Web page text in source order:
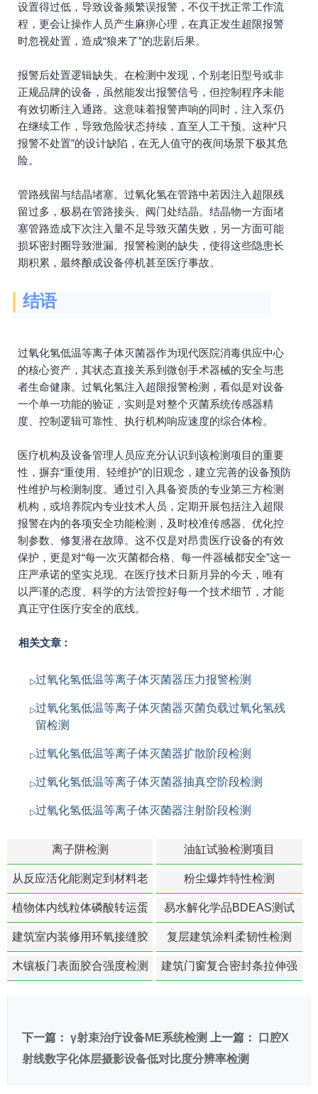
设置得过低，导致设备频繁误报警，不仅干扰正常工作流
程，更会让操作人员产生麻痹心理，在真正发生超限报警
时忽视处置，造成“狼来了”的悲剧后果。
报警后处置逻辑缺失。在检测中发现，个别老旧型号或非
正规品牌的设备，虽然能发出报警信号，但控制程序未能
有效切断注入通路。这意味着报警声响的同时，注入泵仍
在继续工作，导致危险状态持续，直至人工干预。这种“只
报警不处置”的设计缺陷，在无人值守的夜间场景下极其危
险。
管路残留与结晶堵塞。过氧化氢在管路中若因注入超限残
留过多，极易在管路接头、阀门处结晶。结晶物一方面堵
塞管路造成下次注入量不足导致灭菌失败，另一方面可能
损坏密封圈导致泄漏。报警检测的缺失，使得这些隐患长
期积累，最终酿成设备停机甚至医疗事故。
结语
过氧化氢低温等离子体灭菌器作为现代医院消毒供应中心
的核心资产，其状态直接关系到微创手术器械的安全与患
者生命健康。过氧化氢注入超限报警检测，看似是对设备
一个单一功能的验证，实则是对整个灭菌系统传感器精
度、控制逻辑可靠性、执行机构响应速度的综合体检。
医疗机构及设备管理人员应充分认识到该检测项目的重要
性，摒弃“重使用、轻维护”的旧观念，建立完善的设备预防
性维护与检测制度。通过引入具备资质的专业第三方检测
机构，或培养院内专业技术人员，定期开展包括注入超限
报警在内的各项安全功能检测，及时校准传感器、优化控
制参数、修复潜在故障。这不仅是对昂贵医疗设备的有效
保护，更是对“每一次灭菌都合格、每一件器械都安全”这一
庄严承诺的坚实兑现。在医疗技术日新月异的今天，唯有
以严谨的态度、科学的方法管控好每一个技术细节，才能
真正守住医疗安全的底线。
相关文章：
过氧化氢低温等离子体灭菌器压力报警检测
过氧化氢低温等离子体灭菌器灭菌负载过氧化氢残
留检测
过氧化氢低温等离子体灭菌器扩散阶段检测
过氧化氢低温等离子体灭菌器抽真空阶段检测
过氧化氢低温等离子体灭菌器注射阶段检测
离子阱检测 油缸试验检测项目
从反应活化能测定到材料老
化寿命预测的经典模型
粉尘爆炸特性检测
植物体内线粒体磷酸转运蛋
白活性检测
易水解化学品BDEAS测试
建筑室内装修用环氧接缝胶
苯含量检测
复层建筑涂料柔韧性检测
木镶板门表面胶合强度检测
建筑门窗复合密封条拉伸强
下一篇： γ射束治疗设备ME系统检测 上一篇：
口腔X
射线数字化体层摄影设备低对比度分辨率检测